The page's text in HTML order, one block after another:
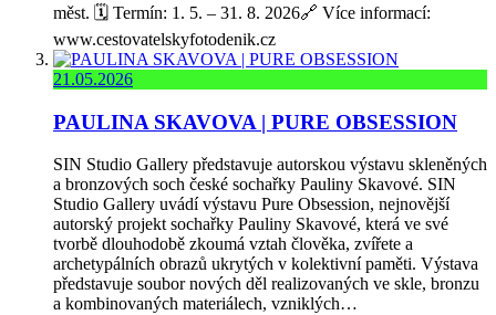
měst. 🗓️ Termín: 1. 5. – 31. 8. 2026🔗 Více informací:
www.cestovatelskyfotodenik.cz
21.05.2026
PAULINA SKAVOVA | PURE OBSESSION
SIN Studio Gallery představuje autorskou výstavu skleněných
a bronzových soch české sochařky Pauliny Skavové. SIN
Studio Gallery uvádí výstavu Pure Obsession, nejnovější
autorský projekt sochařky Pauliny Skavové, která ve své
tvorbě dlouhodobě zkoumá vztah člověka, zvířete a
archetypálních obrazů ukrytých v kolektivní paměti. Výstava
představuje soubor nových děl realizovaných ve skle, bronzu
a kombinovaných materiálech, vzniklých…